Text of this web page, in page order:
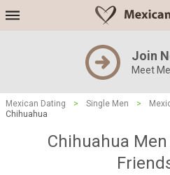
Join
Meet
Mexican Dating > Single Men >
Chihuahua
Chihuahua